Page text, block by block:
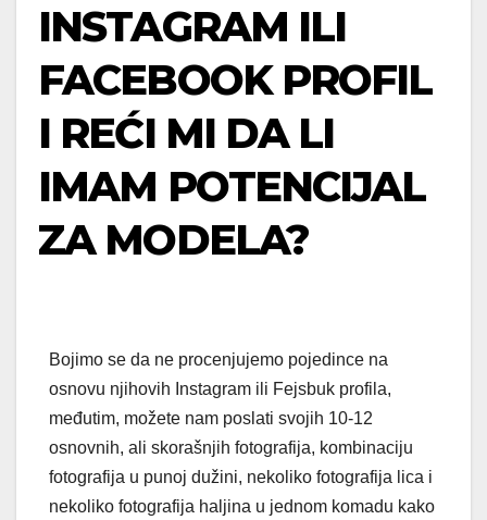
INSTAGRAM ILI
FACEBOOK PROFIL
I REĆI MI DA LI
IMAM POTENCIJAL
ZA MODELA?
Bojimo se da ne procenjujemo pojedince na
osnovu njihovih Instagram ili Fejsbuk profila,
međutim, možete nam poslati svojih 10-12
osnovnih, ali skorašnjih fotografija, kombinaciju
fotografija u punoj dužini, nekoliko fotografija lica i
nekoliko fotografija haljina u jednom komadu kako